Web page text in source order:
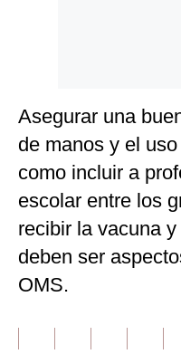
Asegurar una
de manos y el
como incluir a
escolar entre los
recibir la vacuna
deben ser
OMS.